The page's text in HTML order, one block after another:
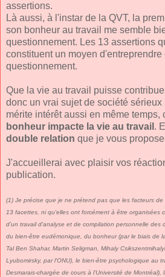
assertions.
Là aussi, à l'instar de la QVT, la
son bonheur au travail me semble
questionnement. Les 13 assertions
constituent un moyen d'entreprendre
questionnement.
Que la vie au travail puisse
donc un vrai sujet de société
mérite intérêt aussi en même temps,
bonheur impacte la vie au travail .
double relation que je vous
J'accueillerai avec plaisir vos
publication.
(1) Je précise que je ne prétend pas que les facteurs
13 facettes, ni qu'elles ont forcément à être organisées
d'un travail d'analyse et de compilation personnelle des
du bien-être eudémonique, du bonheur (par le biais de
Tal Ben Shahar, Martin Seligman, Mihaly
Lyubomirsky, par l'ONU), le bien-être psychologique au
Desmarais-chargée de cours à l’Université de